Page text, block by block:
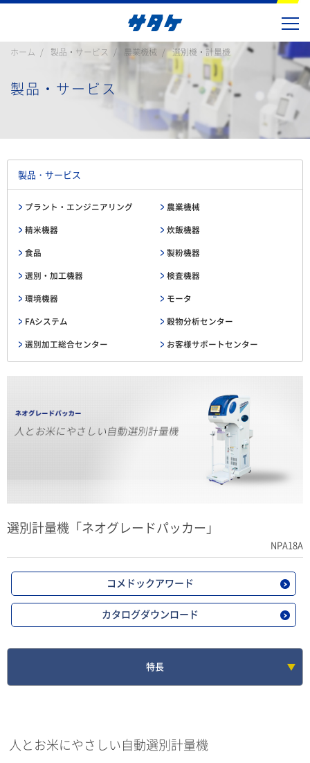
ホーム 製品・サービス 農業機械 選別機・計量機
製品・サービス
製品・サービス
プラント・エンジニアリング 農業機械
精米機器 炊飯機器
食品 製粉機器
選別・加工機器 検査機器
環境機器 モータ
FAシステム 穀物分析センター
選別加工総合センター お客様サポートセンター
選別計量機「ネオグレードパッカー」
NPA18A
コメドックアワード
カタログダウンロード
特長
人とお米にやさしい自動選別計量機